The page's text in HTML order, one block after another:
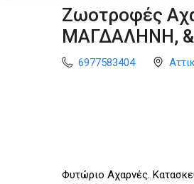
Ζωοτροφές
ΜΑΓΔΑΛΗΝΗ, &
6977583404
Φυτώριο Αχαρνές.